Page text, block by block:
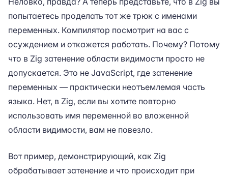
попытаетесь проделать тот же трюк с именами
переменных. Компилятор посмотрит на вас с
осуждением и откажется работать. Почему? Потому
что в Zig затенение области видимости просто не
допускается. Это не JavaScript, где затенение
переменных — практически неотъемлемая часть
языка. Нет, в Zig, если вы хотите повторно
использовать имя переменной во вложенной
области видимости, вам не повезло.
Вот пример, демонстрирующий, как Zig
обрабатывает затенение и что происходит при